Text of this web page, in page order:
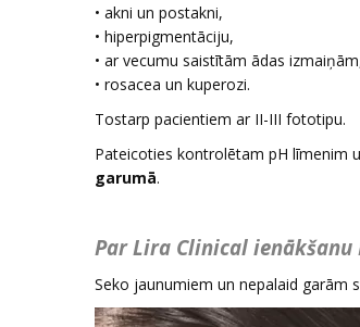
• akni un postakni,
• hiperpigmentāciju,
• ar vecumu saistītām ādas
• rosacea un kuperozi.
Tostarp pacientiem ar II-III fototipu.
Pateicoties kontrolētam pH līmenim
garumā.
Par Lira Clinical ienākšanu
Seko jaunumiem un nepalaid garām